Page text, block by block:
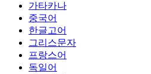
가타카나
중국어
한글고어
그리스문자
프랑스어
독일어